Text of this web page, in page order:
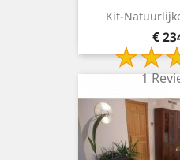
Kit-
Prijs
€
1